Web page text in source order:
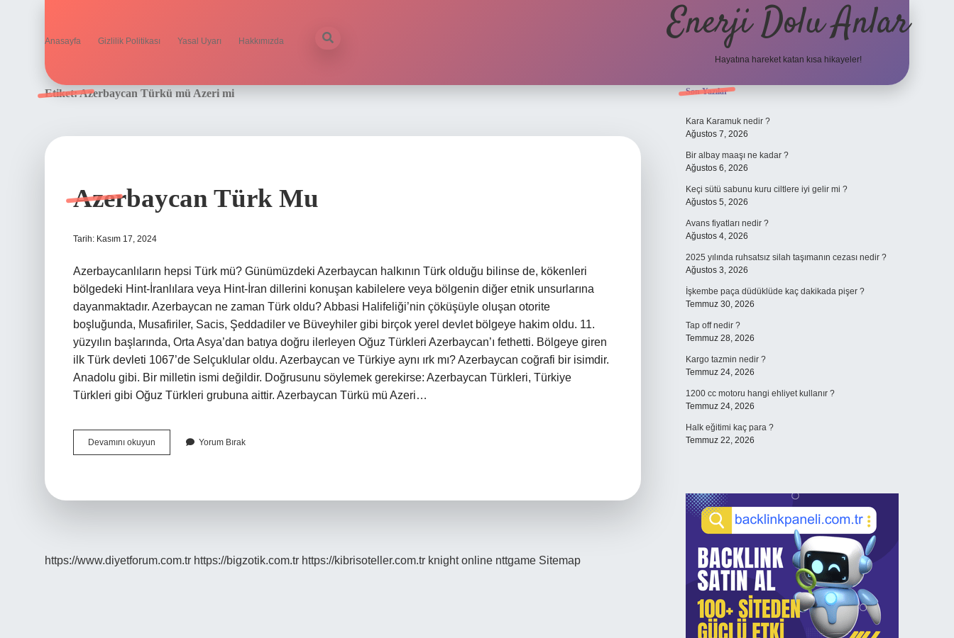
Anasayfa Gizlilik Politikası Yasal Uyarı Hakkımızda Enerji Dolu Anlar
Hayatına hareket katan kısa hikayeler!
Etiket:Azerbaycan Türkü mü Azeri mi
Azerbaycan Türk Mu
Tarih: Kasım 17, 2024
Azerbaycanlıların hepsi Türk mü? Günümüzdeki Azerbaycan halkının Türk olduğu bilinse de, kökenleri
bölgedeki Hint-İranlılara veya Hint-İran dillerini konuşan kabilelere veya bölgenin diğer etnik unsurlarına
dayanmaktadır. Azerbaycan ne zaman Türk oldu? Abbasi Halifeliği’nin çöküşüyle ​​oluşan otorite
boşluğunda, Musafiriler, Sacis, Şeddadiler ve Büveyhiler gibi birçok yerel devlet bölgeye hakim oldu. 11.
yüzyılın başlarında, Orta Asya’dan batıya doğru ilerleyen Oğuz Türkleri Azerbaycan’ı fethetti. Bölgeye giren
ilk Türk devleti 1067’de Selçuklular oldu. Azerbaycan ve Türkiye aynı ırk mı? Azerbaycan coğrafi bir isimdir.
Anadolu gibi. Bir milletin ismi değildir. Doğrusunu söylemek gerekirse: Azerbaycan Türkleri, Türkiye
Türkleri gibi Oğuz Türkleri grubuna aittir. Azerbaycan Türkü mü Azeri…
Devamını okuyun Azerbaycan
Türk
Yorum Bırak
https://www.diyetforum.com.tr https://bigzotik.com.tr https://kibrisoteller.com.tr knight online nttgame Sitemap
Sidebar
Son Yazılar
Kara Karamuk nedir ?
Ağustos 7, 2026
Bir albay maaşı ne kadar ?
Ağustos 6, 2026
Keçi sütü sabunu kuru ciltlere iyi gelir mi ?
Ağustos 5, 2026
Avans fiyatları nedir ?
Ağustos 4, 2026
2025 yılında ruhsatsız silah taşımanın cezası nedir ?
Ağustos 3, 2026
İşkembe paça düdüklüde kaç dakikada pişer ?
Temmuz 30, 2026
Tap off nedir ?
Temmuz 28, 2026
Kargo tazmin nedir ?
Temmuz 24, 2026
1200 cc motoru hangi ehliyet kullanır ?
Temmuz 24, 2026
Halk eğitimi kaç para ?
Temmuz 22, 2026